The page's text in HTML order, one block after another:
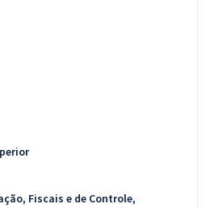
Fiscais e de Controle,